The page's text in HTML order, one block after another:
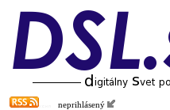
neprihlásený